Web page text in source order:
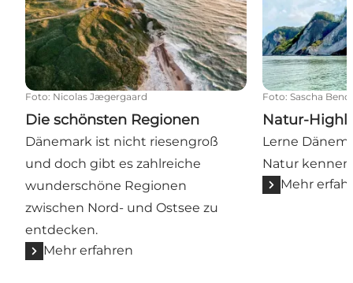
Foto: Nicolas Jægergaard
Die schönsten Regionen
Dänemark ist nicht riesengroß
und doch gibt es zahlreiche
wunderschöne Regionen
zwischen Nord- und Ostsee zu
entdecken.
Mehr erfahren
Foto: Sascha
Natur-
Lerne
Natur
Mehr